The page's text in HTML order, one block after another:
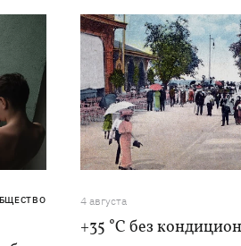
4 августа
+35 °C без